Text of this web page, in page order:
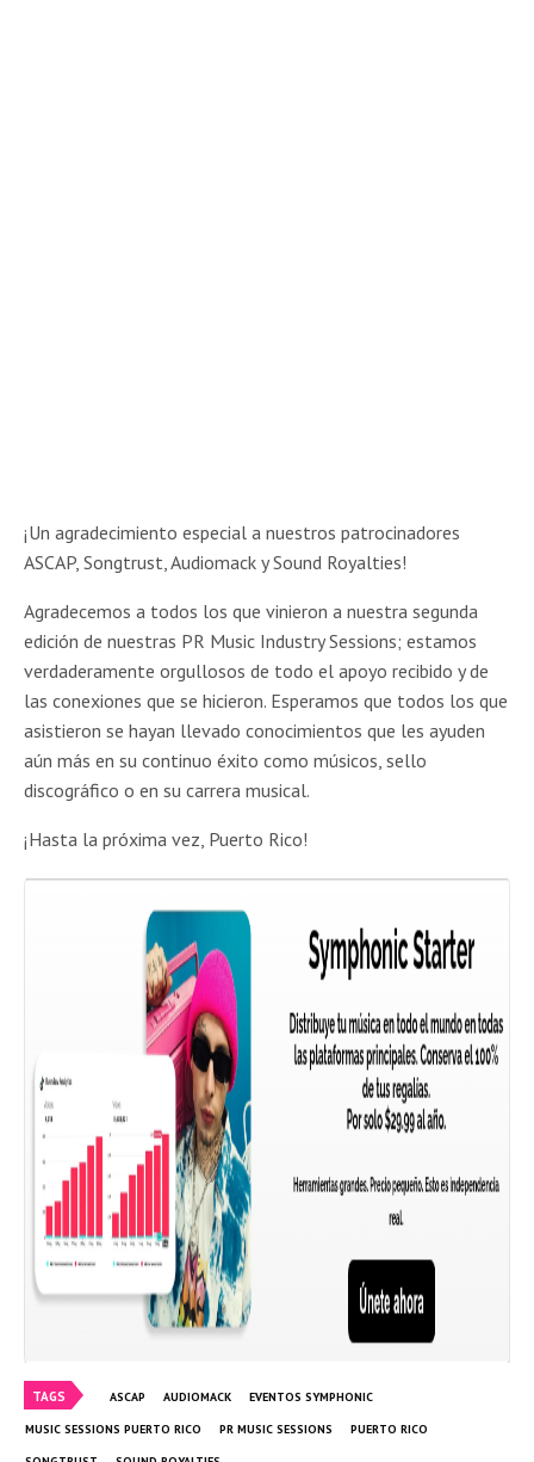
¡Un agradecimiento especial a nuestros patrocinadores
ASCAP, Songtrust, Audiomack y Sound Royalties!
Agradecemos a todos los que vinieron a nuestra segunda
edición de nuestras PR Music Industry Sessions; estamos
verdaderamente orgullosos de todo el apoyo recibido y de
las conexiones que se hicieron. Esperamos que todos los que
asistieron se hayan llevado conocimientos que les ayuden
aún más en su continuo éxito como músicos, sello
discográfico o en su carrera musical.
¡Hasta la próxima vez, Puerto Rico!
TAGS ASCAP AUDIOMACK EVENTOS SYMPHONIC
MUSIC SESSIONS PUERTO RICO PR MUSIC SESSIONS PUERTO RICO